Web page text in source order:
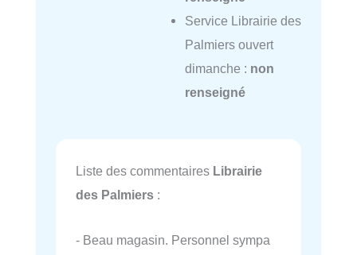
Service Librairie des
Palmiers ouvert
dimanche : non
renseigné
Liste des commentaires Librairie
des Palmiers :
- Beau magasin. Personnel sympa